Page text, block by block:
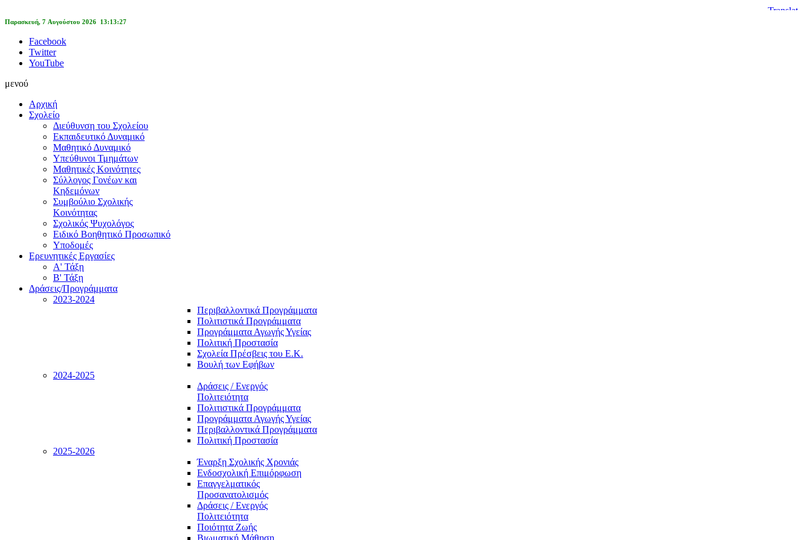
Παρασκευή, 7 Αυγούστου 2026 13:13:27
Facebook
Twitter
YouTube
μενού
Αρχική
Σχολείο
Διεύθυνση του Σχολείου
Εκπαιδευτικό Δυναμικό
Μαθητικό Δυναμικό
Υπεύθυνοι Τμημάτων
Μαθητικές Κοινότητες
Σύλλογος Γονέων και
Κηδεμόνων
Συμβούλιο Σχολικής
Κοινότητας
Σχολικός Ψυχολόγος
Ειδικό Βοηθητικό Προσωπικό
Υποδομές
Ερευνητικές Εργασίες
Α' Τάξη
Β' Τάξη
Δράσεις/Προγράμματα
2023-2024
Περιβαλλοντικά Προγράμματα
Πολιτιστικά Προγράμματα
Προγράμματα Αγωγής Υγείας
Πολιτική Προστασία
Σχολεία Πρέσβεις του Ε.Κ.
Βουλή των Εφήβων
2024-2025
Δράσεις / Ενεργός
Πολιτειότητα
Πολιτιστικά Προγράμματα
Προγράμματα Αγωγής Υγείας
Περιβαλλοντικά Προγράμματα
Πολιτική Προστασία
2025-2026
Έναρξη Σχολικής Χρονιάς
Ενδοσχολική Επιμόρφωση
Επαγγελματικός
Προσανατολισμός
Δράσεις / Ενεργός
Πολιτειότητα
Ποιότητα Ζωής
Βιωματική Μάθηση